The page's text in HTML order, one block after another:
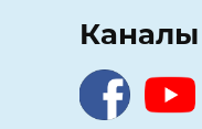
Каналы